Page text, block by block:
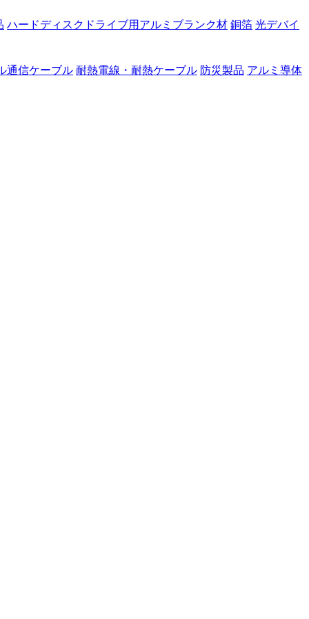
ハードディスクドライブ用アルミブランク材 銅箔 光デバイ
通信ケーブル 耐熱電線・耐熱ケーブル 防災製品 アルミ導体